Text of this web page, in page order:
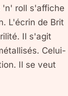
'n' roll s'affiche
L'écrin de Brit
Il s'agit
Celui-
Il se veut